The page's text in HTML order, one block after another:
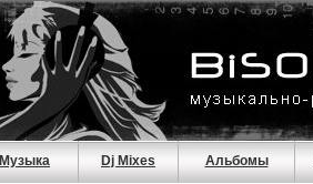
Музыка Dj Mixes Альбомы